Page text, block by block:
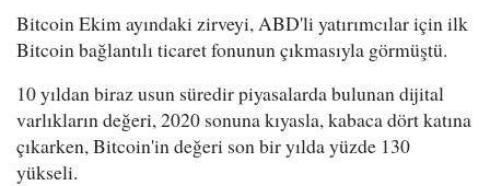
Bitcoin Ekim ayındaki zirveyi, ABD'li yatırımcılar için ilk
Bitcoin bağlantılı ticaret fonunun çıkmasıyla görmüştü.
10 yıldan biraz usun süredir piyasalarda bulunan dijital
varlıkların değeri, 2020 sonuna kıyasla, kabaca dört katına
çıkarken, Bitcoin'in değeri son bir yılda yüzde 130
yükseli.